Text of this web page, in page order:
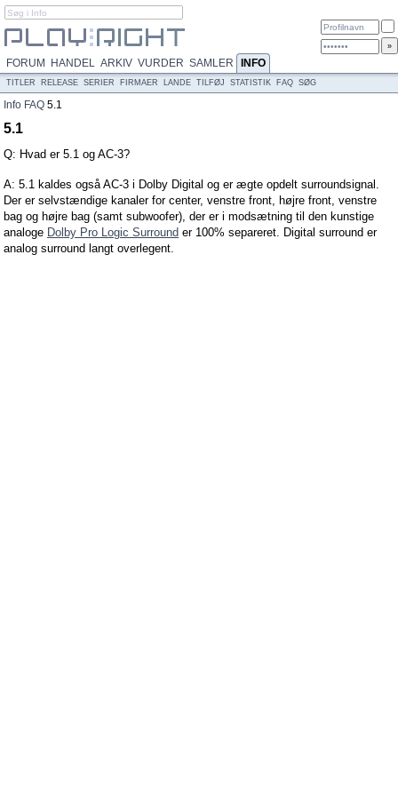
FORUM HANDEL ARKIV VURDER SAMLER INFO
TITLER RELEASE SERIER FIRMAER LANDE TILFØJ STATISTIK FAQ SØG
Info FAQ 5.1
5.1
Q: Hvad er 5.1 og AC-3?
A: 5.1 kaldes også AC-3 i Dolby Digital og er ægte opdelt surroundsignal.
Der er selvstændige kanaler for center, venstre front, højre front, venstre
bag og højre bag (samt subwoofer), der er i modsætning til den kunstige
analoge Dolby Pro Logic Surround er 100% separeret. Digital surround er
analog surround langt overlegent.